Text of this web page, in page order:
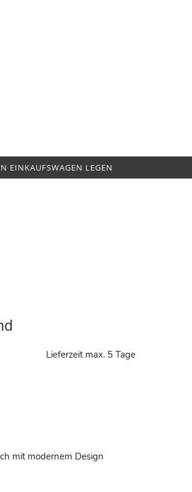
EINKAUFSWAGEN LEGEN
Lieferzeit max. 5 Tage
mit modernem Design